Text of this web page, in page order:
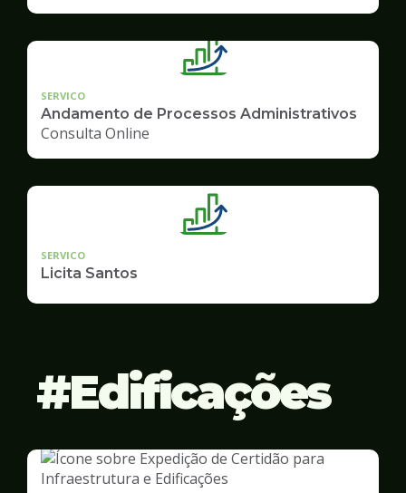
SERVICO
Andamento de Processos Administrativos
Consulta Online
SERVICO
Licita Santos
Edificações